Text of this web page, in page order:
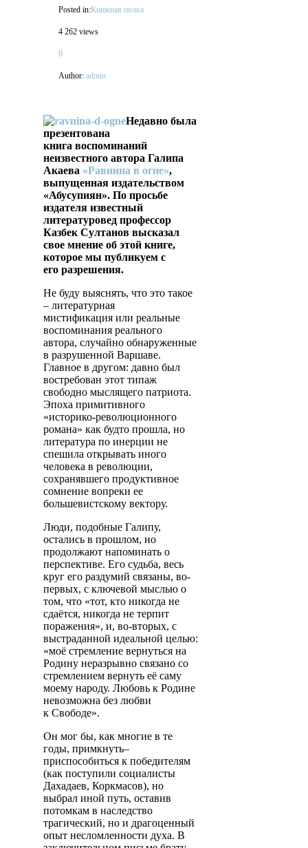
Posted in:Книжная полка
4 262 views
0
Author: admin
Недавно была
презентована
книга воспоминаний
неизвестного автора Галипа
Акаева «Равнина в огне»,
выпущенная издательством
«Абусупиян». По просьбе
издателя известный
литературовед профессор
Казбек Султанов высказал
свое мнение об этой книге,
которое мы публикуем с
его разрешения.
Не буду выяснять, что это такое
– литературная
мистификация или реальные
воспоминания реального
автора, случайно обнаруженные
в разрушенной Варшаве.
Главное в другом: давно был
востребован этот типаж
свободно мыслящего патриота.
Эпоха примитивного
«историко-революционного
романа» как будто прошла, но
литература по инерции не
спешила открывать иного
человека в революции,
сохранявшего продуктивное
сомнение вопреки ее
большевистскому вектору.
Люди, подобные Галипу,
остались в прошлом, но
продолжают напоминать о
перспективе. Его судьба, весь
круг его раздумий связаны, во-
первых, с ключевой мыслью о
том, что «тот, кто никогда не
сдаётся, никогда не терпит
поражения», и, во-вторых, с
выстраданной идеальной целью:
«моё стремление вернуться на
Родину неразрывно связано со
стремлением вернуть её саму
моему народу. Любовь к Родине
невозможна без любви
к Свободе».
Он мог бы, как многие в те
годы, примкнуть–
приспособиться к победителям
(как поступили социалисты
Дахадаев, Коркмасов), но
выбрал иной путь, оставив
потомкам в наследство
трагический, но и драгоценный
опыт несломленности духа. В